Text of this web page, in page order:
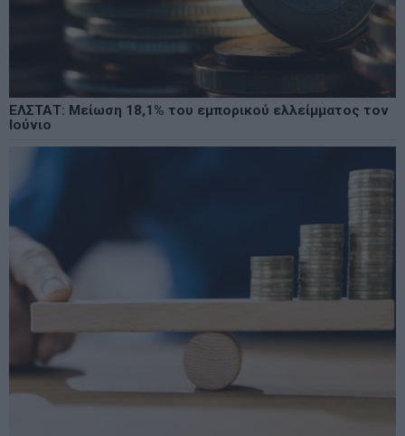
ΕΛΣΤΑΤ: Μείωση 18,1% του εμπορικού ελλείμματος τον
Ιούνιο